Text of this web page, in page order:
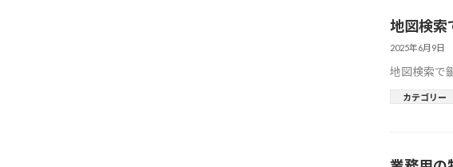
地図検索
2025年6月9日
地図検索で
カテゴリー